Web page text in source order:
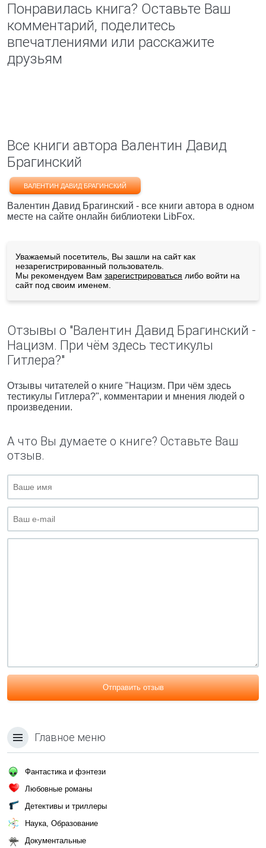
Понравилась книга? Оставьте Ваш
комментарий, поделитесь
впечатлениями или расскажите
друзьям
Все книги автора Валентин Давид
Брагинский
ВАЛЕНТИН ДАВИД БРАГИНСКИЙ
Валентин Давид Брагинский - все книги автора в одном
месте на сайте онлайн библиотеки LibFox.
Уважаемый посетитель, Вы зашли на сайт как
незарегистрированный пользователь.
Мы рекомендуем Вам зарегистрироваться либо войти на
сайт под своим именем.
Отзывы о "Валентин Давид Брагинский -
Нацизм. При чём здесь тестикулы
Гитлера?"
Отзывы читателей о книге "Нацизм. При чём здесь
тестикулы Гитлера?", комментарии и мнения людей о
произведении.
А что Вы думаете о книге? Оставьте Ваш
отзыв.
Отправить отзыв
Главное меню
Фантастика и фэнтези
Любовные романы
Детективы и триллеры
Наука, Образование
Документальные